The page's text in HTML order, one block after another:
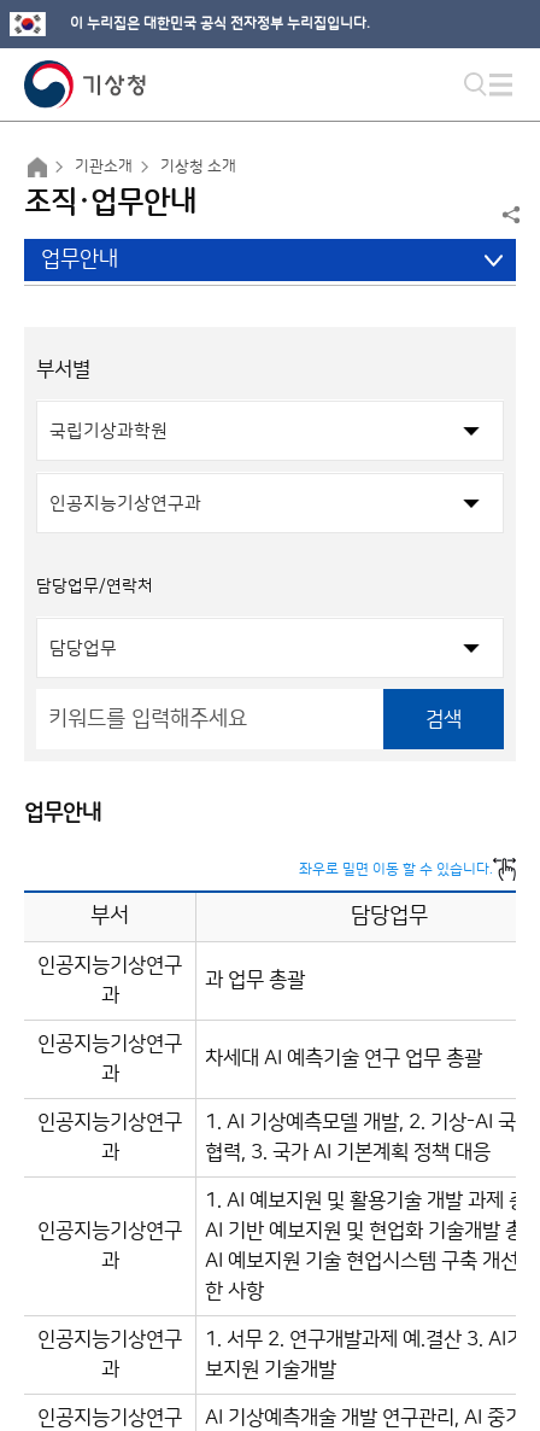
이 누리집은 대한민국 공식 전자정부 누리집입니다.
기관소개 기상청 소개
조직·업무안내
업무안내
부서별
담당업무/연락처
검색
업무안내
좌우로 밀면 이동 할 수 있습니다.
부서 담당업무
인공지능기상연구
과
과 업무 총괄
인공지능기상연구
과
차세대 AI 예측기술 연구 업무 총괄
인공지능기상연구
과
1. AI 기상예측모델 개발, 2. 기상-AI 국내
협력, 3. 국가 AI 기본계획 정책 대응
인공지능기상연구
과
1. AI 예보지원 및 활용기술 개발 과제 총
AI 기반 예보지원 및 현업화 기술개발 총
AI 예보지원 기술 현업시스템 구축 개선에
한 사항
인공지능기상연구
과
1. 서무 2. 연구개발과제 예.결산 3. AI기
보지원 기술개발
인공지능기상연구
AI 기상예측개술 개발 연구관리, AI 중기